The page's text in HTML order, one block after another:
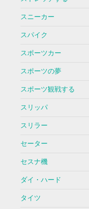
スニーカー
スパイク
スポーツカー
スポーツの夢
スポーツ観戦する
スリッパ
スリラー
セーター
セスナ機
ダイ・ハード
タイツ